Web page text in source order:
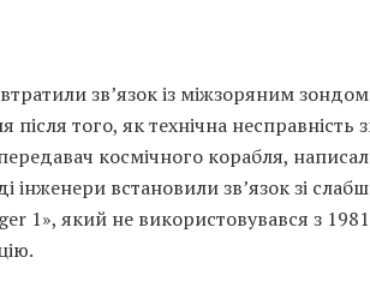
зв’язок із міжзоряним
після того, як технічна
космічного корабля,
інженери встановили зв’язок зі
1», який не використовувався з